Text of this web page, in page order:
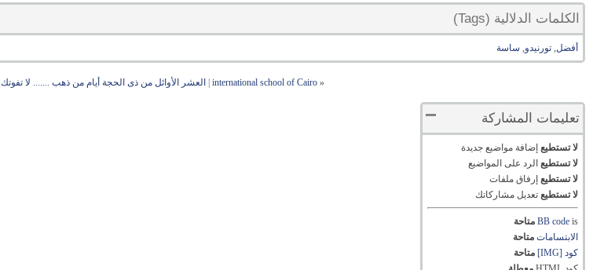
الكلمات الدلالية (Tags)
أفضل,تورنيدو, ساسة
«
international school of Cairo العشر الأوائل من ذى الحجة أيام من ذهب ....... لا تفوتك
تعليمات المشاركة
لا تستطيع إضافة مواضيع جديدة
لا تستطيع الرد على المواضيع
لا تستطيع إرفاق ملفات
لا تستطيع تعديل مشاركاتك
BB codeis
متاحة
الابتسامات متاحة
كود [IMG]
متاحة